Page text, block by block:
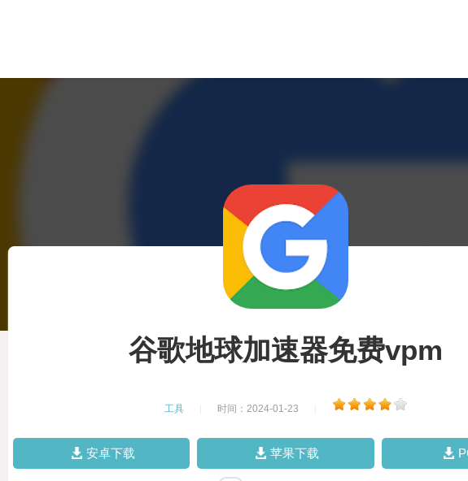
谷歌地球加速器免费vpm
工具 时间：2024-01-23
安卓下载 苹果下载